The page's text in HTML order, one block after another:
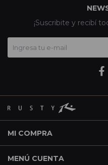
MI COMPRA
MENÚ CUENTA
¡Suscribite y recibí